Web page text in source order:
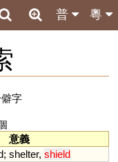
粵
普
字
意義
; shelter, shield